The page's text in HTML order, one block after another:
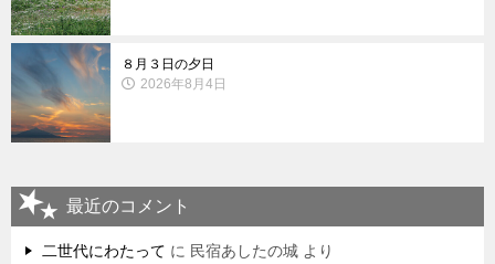
８月３日の夕日
2026年8月4日
最近のコメント
二世代にわたって に 民宿あしたの城 より